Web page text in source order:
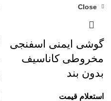
Close
گوشی ایمنی اسفنجی
مخروطی کاناسیف
بدون بند
استعلام قیمت